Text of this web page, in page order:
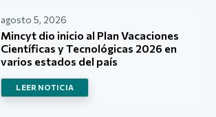
agosto 5, 2026
Mincyt dio inicio al Plan Vacaciones
Científicas y Tecnológicas 2026 en
varios estados del país
LEER NOTICIA